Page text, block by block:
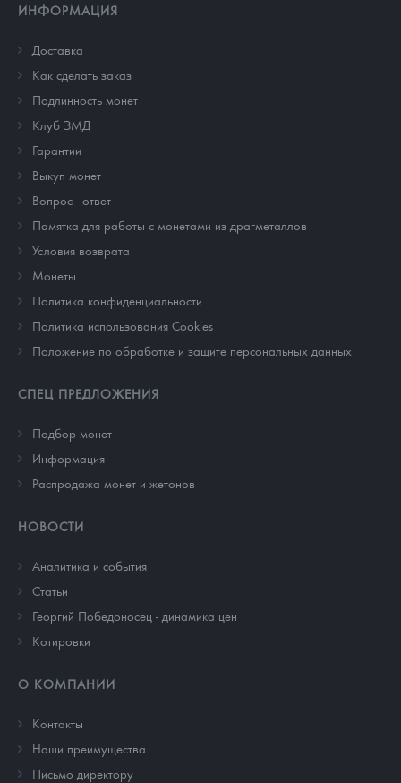
ИНФОРМАЦИЯ
Доставка
Как сделать заказ
Подлинность монет
Клуб ЗМД
Гарантии
Выкуп монет
Вопрос - ответ
Памятка для работы с монетами из драгметаллов
Условия возврата
Монеты
Политика конфиденциальности
Политика использования Cookies
Положение по обработке и защите персональных данных
СПЕЦ ПРЕДЛОЖЕНИЯ
Подбор монет
Информация
Распродажа монет и жетонов
НОВОСТИ
Аналитика и события
Cтатьи
Георгий Победоносец - динамика цен
Котировки
О КОМПАНИИ
Контакты
Наши преимущества
Письмо директору